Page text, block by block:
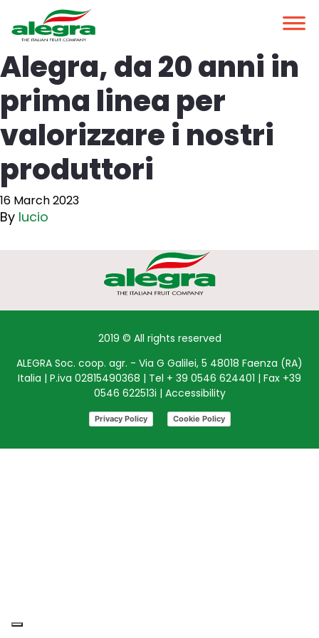
Alegra, da 20 anni in
prima linea per
valorizzare i nostri
produttori
16 March 2023
By lucio
2019 © All rights reserved
ALEGRA Soc. coop. agr. - Via G Galilei, 5 48018 Faenza (RA)
Italia | P.iva 02815490368 | Tel + 39 0546 624401 | Fax +39
0546 622513i | Accessibility
Privacy Policy Cookie Policy